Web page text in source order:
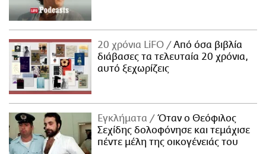
20 χρόνια LiFO
Από όσα βιβλία
διάβασες τα τελευταία 20 χρόνια,
αυτό ξεχωρίζεις
Εγκλήματα
Όταν ο Θεόφιλος
Σεχίδης δολοφόνησε και τεμάχισε
πέντε μέλη της οικογένειάς του